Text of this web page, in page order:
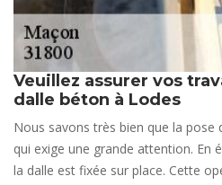
Veuillez assurer vos
dalle béton à Lodes
Nous savons très bien que la pose
qui exige une grande attention. En
la dalle est fixée sur place. Cette